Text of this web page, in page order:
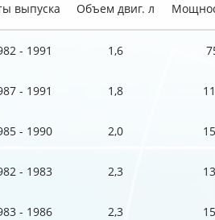
выпуска Объем двиг. л
- 1991 1,6
- 1991 1,8
- 1990 2,0
- 1983 2,3
- 1986 2,3